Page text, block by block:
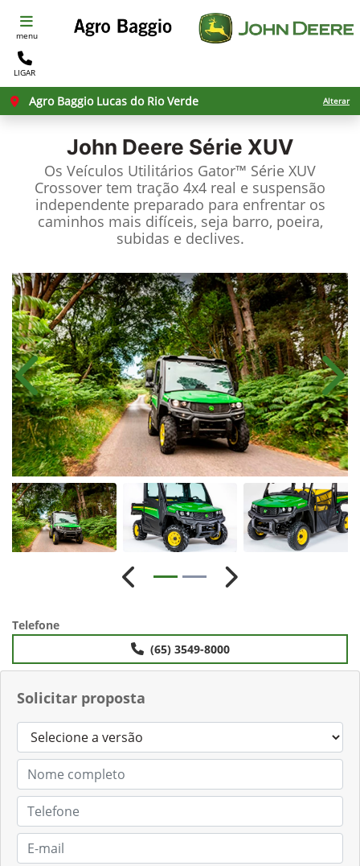
menu
LIGAR
Agro Baggio Lucas do Rio Verde Alterar
John Deere Série XUV
Os Veículos Utilitários Gator™ Série XUV
Crossover tem tração 4x4 real e suspensão
independente preparado para enfrentar os
caminhos mais difíceis, seja barro, poeira,
subidas e declives.
Solicitar proposta
Anterior
Anterior Próximo
Telefone
(65) 3549-8000